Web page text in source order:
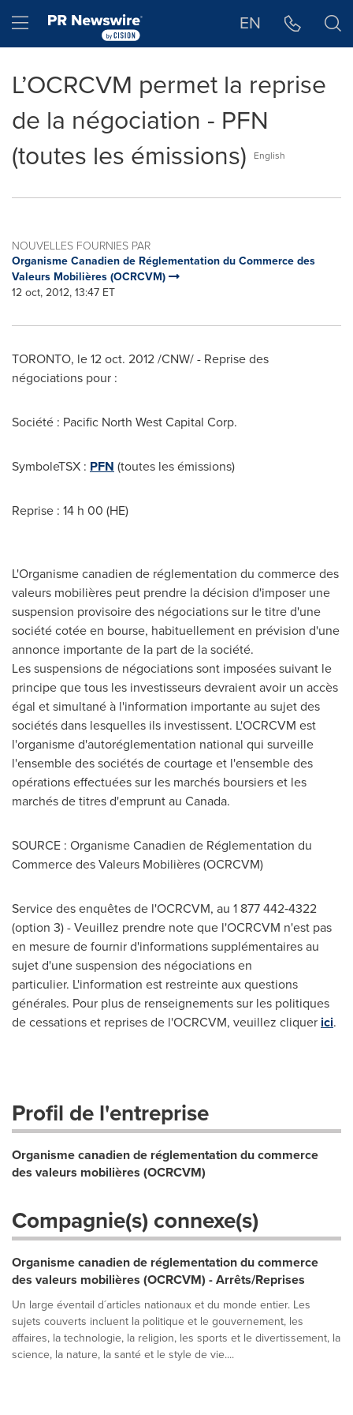
Hamburger menu EN
L’OCRCVM permet la reprise
de la négociation - PFN
(toutes les émissions)
English
NOUVELLES FOURNIES PAR
Organisme Canadien de Réglementation du Commerce des
Valeurs Mobilières (OCRCVM)
12 oct, 2012, 13:47 ET
TORONTO, le12 oct. 2012/CNW/ - Reprise des
négociations pour :
Société : Pacific North West Capital Corp.
SymboleTSX : PFN (toutes les émissions)
Reprise : 14 h 00 (HE)
L'Organisme canadien de réglementation du commerce des
valeurs mobilières peut prendre la décision d'imposer une
suspension provisoire des négociations sur le titre d'une
société cotée en bourse, habituellement en prévision d'une
annonce importante de la part de la société.
Les suspensions de négociations sont imposées suivant le
principe que tous les investisseurs devraient avoir un accès
égal et simultané à l'information importante au sujet des
sociétés dans lesquelles ils investissent. L'OCRCVM est
l'organisme d'autoréglementation national qui surveille
l'ensemble des sociétés de courtage et l'ensemble des
opérations effectuées sur les marchés boursiers et les
marchés de titres d'emprunt au Canada.
SOURCE : Organisme Canadien de Réglementation du
Commerce des Valeurs Mobilières (OCRCVM)
Service des enquêtes de l'OCRCVM, au 1 877 442‑4322
(option 3) - Veuillez prendre note que l'OCRCVM n'est pas
en mesure de fournir d'informations supplémentaires au
sujet d'une suspension des négociations en
particulier. L'information est restreinte aux questions
générales. Pour plus de renseignements sur les politiques
de cessations et reprises de l'OCRCVM, veuillez cliquer ici.
Profil de l'entreprise
Organisme canadien de réglementation du commerce
des valeurs mobilières (OCRCVM)
Compagnie(s) connexe(s)
Organisme canadien de réglementation du commerce
des valeurs mobilières (OCRCVM) - Arrêts/Reprises
Un large éventail d´articles nationaux et du monde entier. Les
sujets couverts incluent la politique et le gouvernement, les
affaires, la technologie, la religion, les sports et le divertissement, la
science, la nature, la santé et le style de vie....